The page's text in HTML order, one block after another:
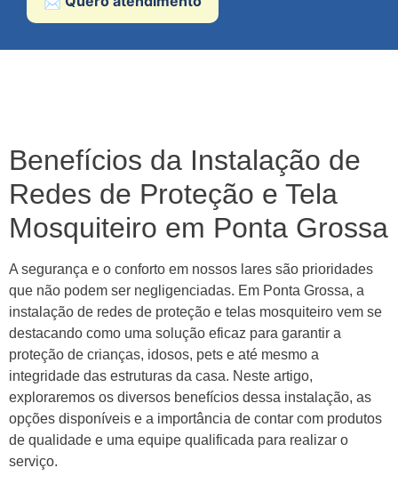
Benefícios da Instalação de
Redes de Proteção e Tela
Mosquiteiro em Ponta Grossa
A segurança e o conforto em nossos lares são prioridades
que não podem ser negligenciadas. Em Ponta Grossa, a
instalação de redes de proteção e telas mosquiteiro vem se
destacando como uma solução eficaz para garantir a
proteção de crianças, idosos, pets e até mesmo a
integridade das estruturas da casa. Neste artigo,
exploraremos os diversos benefícios dessa instalação, as
opções disponíveis e a importância de contar com produtos
de qualidade e uma equipe qualificada para realizar o
serviço.